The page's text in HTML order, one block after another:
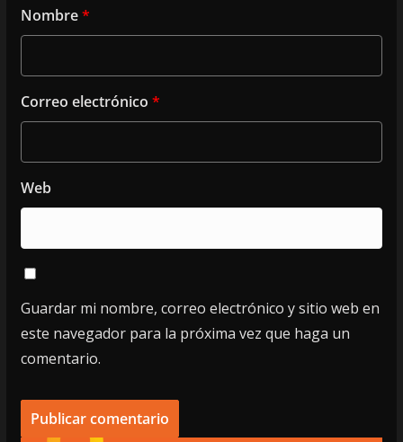
Nombre*
Correo electrónico *
Web
Guardar mi nombre, correo electrónico y sitio web en
este navegador para la próxima vez que haga un
comentario.